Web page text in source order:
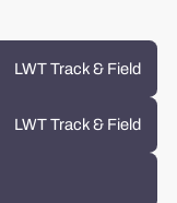
LWT Track & Field
LWT Track & Field